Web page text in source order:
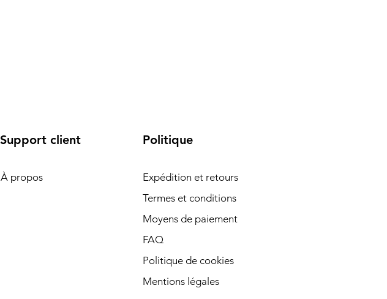
Support client
À propos
Politique
Expédition et retours
Termes et conditions
Moyens de paiement
FAQ
Politique de cookies
Mentions légales